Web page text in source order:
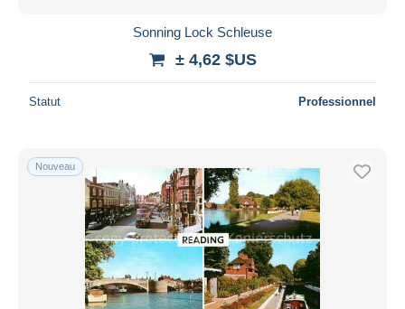
Sonning Lock Schleuse
± 4,62 $US
Statut Professionnel
Nouveau